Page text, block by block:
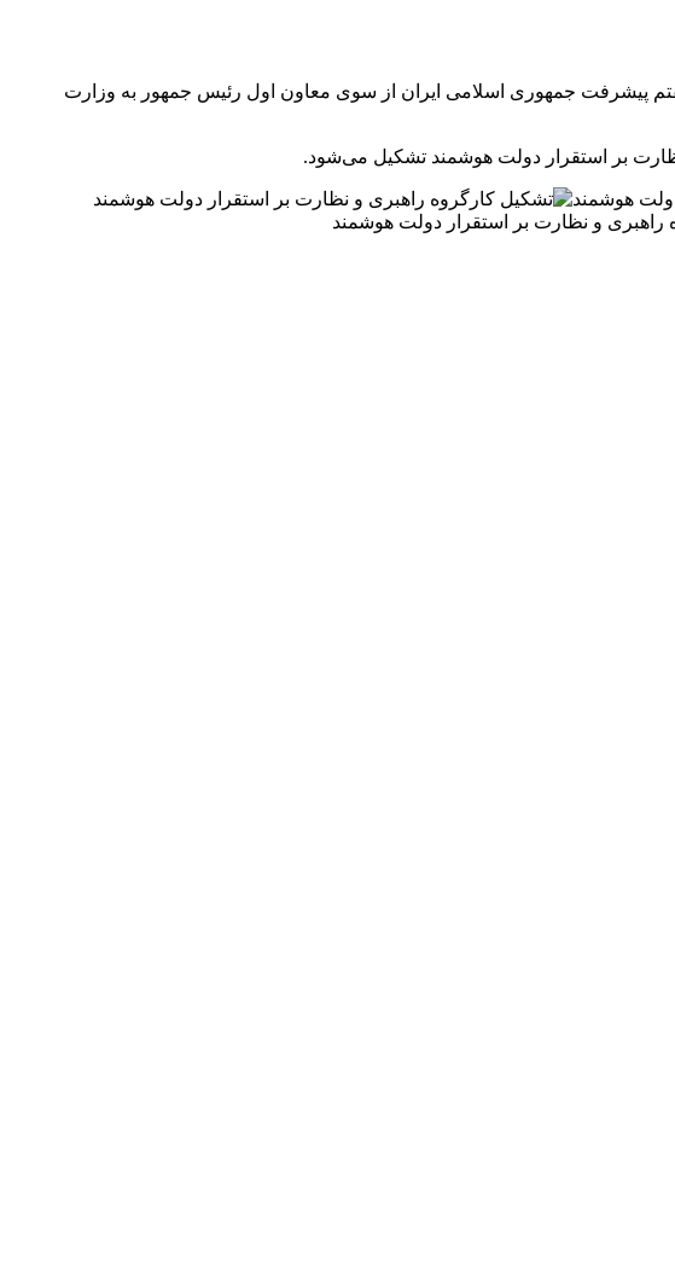
ساله هفتم پیشرفت جمهوری اسلامی ایران از سوی معاون اول رئیس جمهور به وزارت